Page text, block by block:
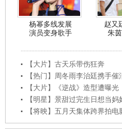
杨幂多线发展
演员变身歌手
赵又
朱
【大片】古天乐带伤狂奔
【热门】周冬雨李治廷携手催
【大片】《逆战》造型遭曝光
【明星】景甜过完生日想当妈
【将映】五月天集体跨界拍电